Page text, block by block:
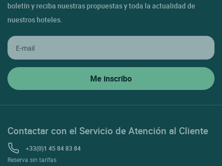
boletín y reciba nuestras propuestas y toda la actualidad de
nuestros hoteles.
Contactar con el Servicio de Atención al Cliente
+33(0)1 45 84 83 84
Reserva sin tarifas